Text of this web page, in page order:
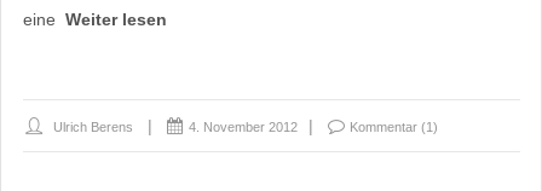
eine Weiter lesen
Ulrich Berens 4. November 2012 Kommentar (1)